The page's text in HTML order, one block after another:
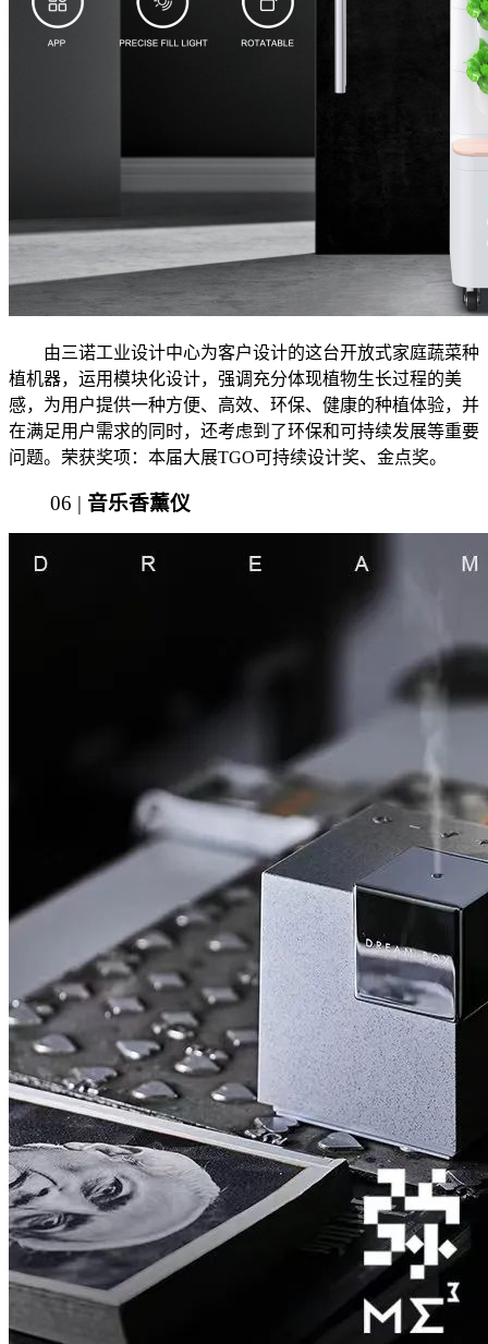
由三诺工业设计中心为客户设计的这台开放式家庭蔬菜种
植机器，运用模块化设计，强调充分体现植物生长过程的美
感，为用户提供一种方便、高效、环保、健康的种植体验，并
在满足用户需求的同时，还考虑到了环保和可持续发展等重要
问题。荣获奖项：本届大展TGO可持续设计奖、金点奖。
06 | 音乐香薰仪